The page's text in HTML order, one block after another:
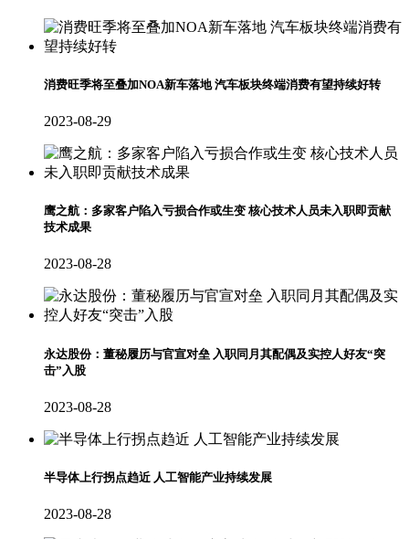
消费旺季将至叠加NOA新车落地 汽车板块终端消费有望持续好转
2023-08-29
鹰之航：多家客户陷入亏损合作或生变 核心技术人员未入职即贡献
技术成果
2023-08-28
永达股份：董秘履历与官宣对垒 入职同月其配偶及实控人好友“突
击”入股
2023-08-28
半导体上行拐点趋近 人工智能产业持续发展
2023-08-28